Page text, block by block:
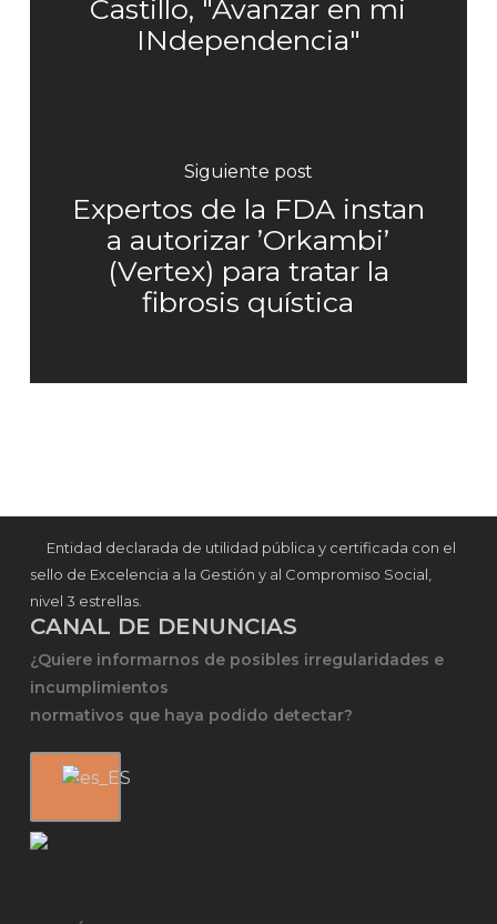
Castillo, "Avanzar en mi
INdependencia"
Siguiente post
Expertos de la FDA instan
a autorizar ’Orkambi’
(Vertex) para tratar la
fibrosis quística
Entidad declarada de utilidad pública y certificada con el
sello de Excelencia a la Gestión y al Compromiso Social,
nivel 3 estrellas.
CANAL DE DENUNCIAS
¿Quiere informarnos de posibles irregularidades e
incumplimientos
normativos que haya podido detectar?